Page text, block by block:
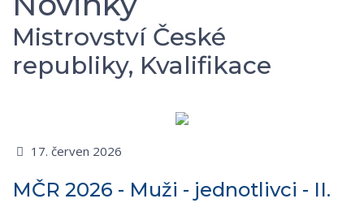
Mistrovství České
republiky, Kvalifikace
17. červen 2026
MČR 2026 - Muži - jednotlivci - II.